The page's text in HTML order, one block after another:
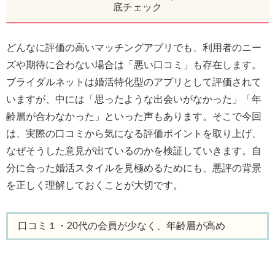
底チェック
どんなに評価の高いマッチングアプリでも、利用者のニー
ズや期待に合わない場合は「悪い口コミ」も存在します。
ブライダルネットは婚活特化型のアプリとして評価されて
いますが、中には「思ったような出会いがなかった」「年
齢層が合わなかった」といった声もあります。そこで今回
は、実際の口コミから気になる評価ポイントを取り上げ、
なぜそうした意見が出ているのかを検証していきます。自
分に合った婚活スタイルを見極めるためにも、悪評の背景
を正しく理解しておくことが大切です。
口コミ１・20代の会員が少なく、年齢層が高め